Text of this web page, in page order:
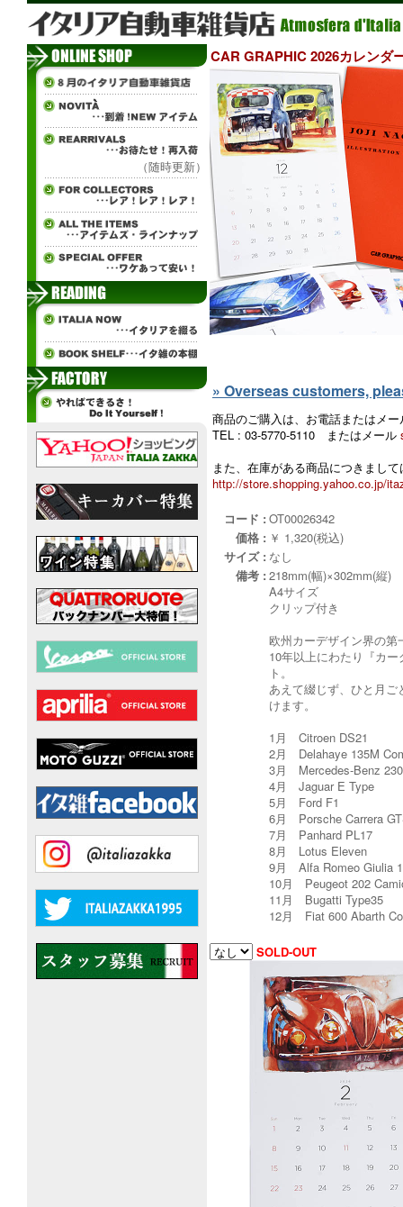
（随時更新）
CAR GRAPHIC 2026カレンダ
» Overseas customers,
商品のご購入は、お電話またはメ
TEL : 03-5770-5110 またはメール
また、在庫がある商品につきまし
http://store.shopping.yahoo.co.jp/
コード : OT00026342
価格 : ￥ 1,320(税込)
サイズ : なし
備考 : 218mm(幅)×302mm(縦)
A4サイズ
クリップ付き
欧州カーデザイン界の
10年以上にわたり『カ
ト。
あえて綴じず、ひと月
けます。
1月 Citroen DS21
2月 Delahaye 135M
3月 Mercedes-Benz
4月 Jaguar E Type
5月 Ford F1
6月 Porsche Carrera
7月 Panhard PL17
8月 Lotus Eleven
9月 Alfa Romeo Giulia
10月 Peugeot 202
11月 Bugatti Type35
12月 Fiat 600 Abarth
SOLD-OUT